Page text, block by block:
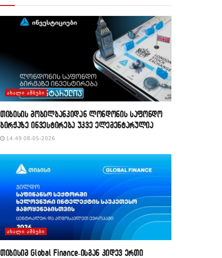
ᲐᲮᲐᲚᲘ ᲐᲛᲑᲔᲑᲘ
თიბისის მობილბანკიდან ლონდონის საფონდო
ბირჟაზე ინვესტირება უკვე ელემენტარულია
14:49 08-05-2026
ᲐᲮᲐᲚᲘ ᲐᲛᲑᲔᲑᲘ
თიბისიმ Global Finance-ისგან კიდევ ერთი